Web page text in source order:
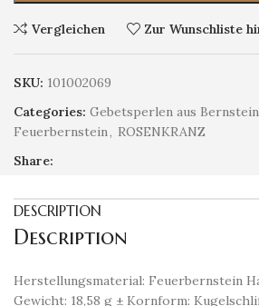
Vergleichen Zur Wunschliste
SKU: 101002069
Categories: Gebetsperlen aus Bernstein
Feuerbernstein, ROSENKRANZ
Share:
DESCRIPTION
Description
Herstellungsmaterial: Feuerbernstein
Gewicht: 18,58 g ± Kornform: